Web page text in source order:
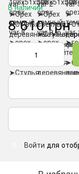
В наличии
8 610 грн
Войти для